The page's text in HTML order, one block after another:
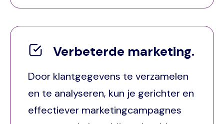
Verbeterde marketing.
Door klantgegevens te verzamelen
en te analyseren, kun je gerichter en
effectiever marketingcampagnes